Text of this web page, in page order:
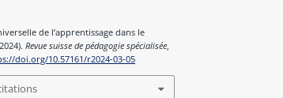
de l’apprentissage dans le
Revue suisse de pédagogie spécialisée,
doi.org/10.57161/r2024-03-05